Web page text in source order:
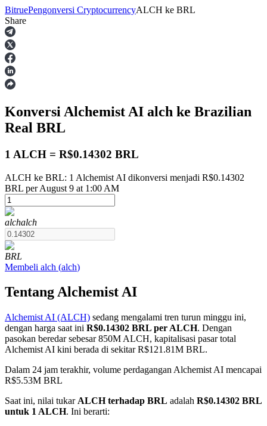
Berjangka
USDT Berjangka
COIN-M Berjangka
Mata Uang Kripto Berjangka
TradFi
Derivatif saham, forex, logam mulia, dan komoditas
BitruePengonversi CryptocurrencyALCH ke BRL
Share
Konversi Alchemist AI alch ke Brazilian
Real BRL
1 ALCH = R$0.14302 BRL
ALCH ke BRL: 1 Alchemist AI dikonversi menjadi R$0.14302
BRL per August 9 at 1:00 AM
alchalch
BRL
Membeli alch (alch)
Tentang Alchemist AI
Alchemist AI (ALCH) sedang mengalami tren turun minggu ini,
dengan harga saat ini R$0.14302 BRL per ALCH. Dengan
pasokan beredar sebesar 850M ALCH, kapitalisasi pasar total
Alchemist AI kini berada di sekitar R$121.81M BRL.
Dalam 24 jam terakhir, volume perdagangan Alchemist AI mencapai
R$5.53M BRL
Saat ini, nilai tukar ALCH terhadap BRL adalah R$0.14302 BRL
untuk 1 ALCH. Ini berarti: